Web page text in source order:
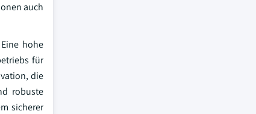
auch
hohe
für
die
robuste
sicherer